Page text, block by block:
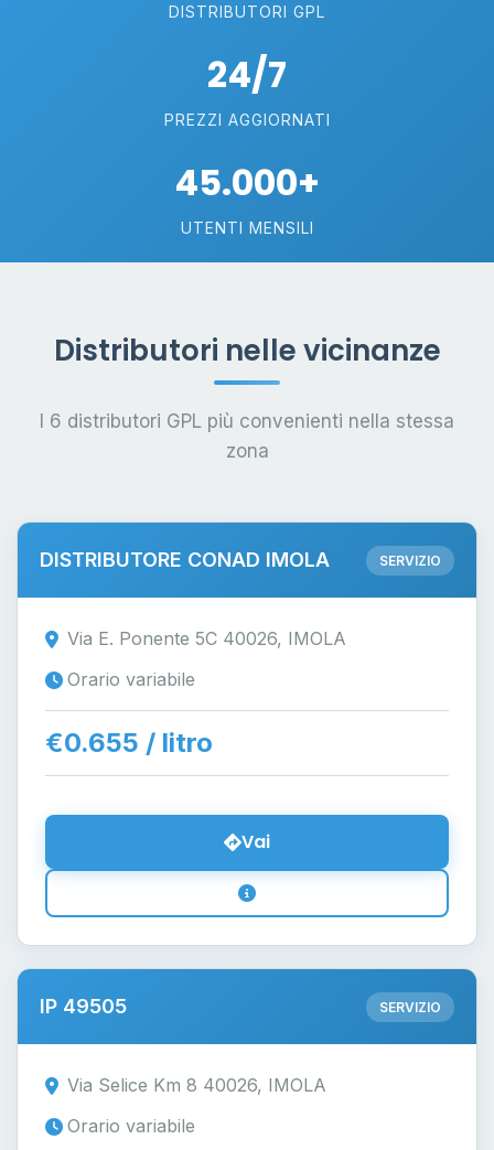
DISTRIBUTORI GPL
24/7
PREZZI AGGIORNATI
45.000+
UTENTI MENSILI
Distributori nelle vicinanze
I 6 distributori GPL più convenienti nella stessa
zona
DISTRIBUTORE CONAD IMOLA SERVIZIO
Via E. Ponente 5C 40026, IMOLA
Orario variabile
€0.655 / litro
Vai
IP 49505 SERVIZIO
Via Selice Km 8 40026, IMOLA
Orario variabile